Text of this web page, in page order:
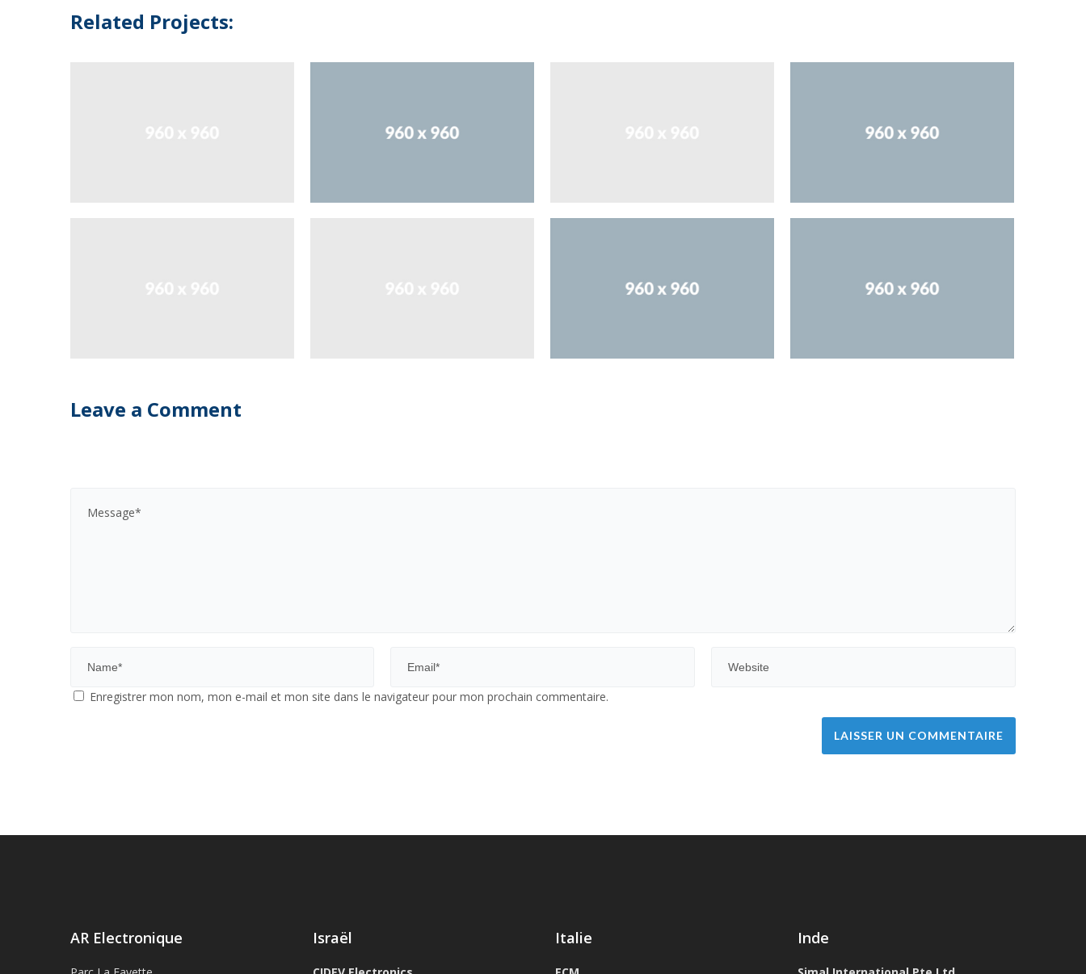
Related Projects:
Leave a Comment
Enregistrer mon nom, mon e-mail et mon site dans le navigateur pour mon prochain commentaire.
AR Electronique Israël Italie Inde